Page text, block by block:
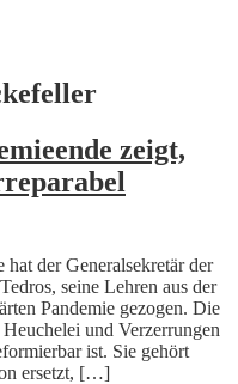
zeigt,
der Generalsekretär der
seine Lehren aus der
Pandemie gezogen. Die
und Verzerrungen
ist. Sie gehört
ersetzt, […]